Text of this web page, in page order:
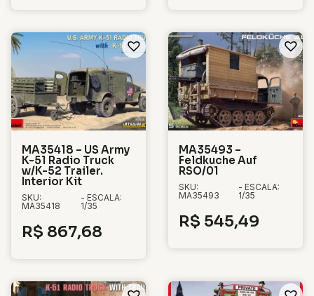
MA35418 – US Army
K-51 Radio Truck
w/K-52 Trailer.
Interior Kit
SKU:
MA35418
- ESCALA:
1/35
R$ 867,68
MA35493 –
Feldkuche Auf
RSO/01
SKU:
MA35493
- ESCALA:
1/35
R$ 545,49